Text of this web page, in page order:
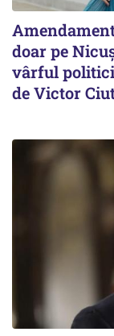
doar pe
vârful
de Victor